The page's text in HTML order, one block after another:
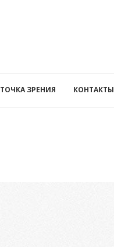
ТОЧКА ЗРЕНИЯ КОНТАКТЫ